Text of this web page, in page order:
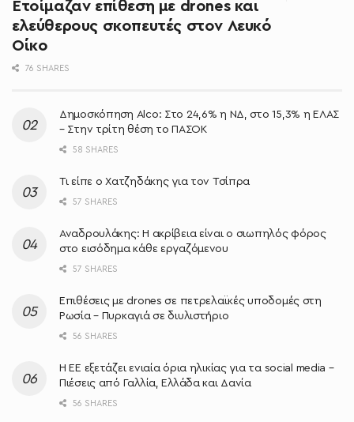
Ετοίμαζαν επίθεση με drones και
ελεύθερους σκοπευτές στον Λευκό
Οίκο
76 SHARES
Δημοσκόπηση Alco: Στο 24,6% η ΝΔ, στο 15,3% η ΕΛΑΣ
– Στην τρίτη θέση το ΠΑΣΟΚ
58 SHARES
Τι είπε ο Χατζηδάκης για τον Τσίπρα
57 SHARES
Αναδρουλάκης: Η ακρίβεια είναι ο σιωπηλός φόρος
στο εισόδημα κάθε εργαζόμενου
57 SHARES
Επιθέσεις με drones σε πετρελαϊκές υποδομές στη
Ρωσία – Πυρκαγιά σε διυλιστήριο
56 SHARES
Η ΕΕ εξετάζει ενιαία όρια ηλικίας για τα social media –
Πιέσεις από Γαλλία, Ελλάδα και Δανία
56 SHARES